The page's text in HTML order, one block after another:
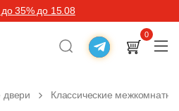
35% до 15.08
0
Классические